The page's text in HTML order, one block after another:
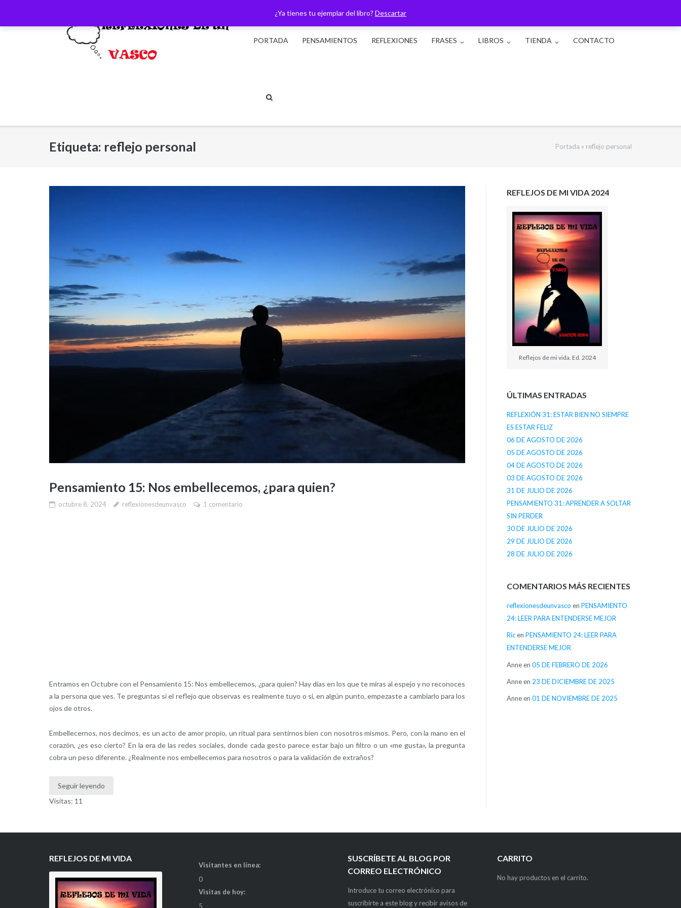
¿Ya tienes tu ejemplar del libro? Descartar
PORTADA
PENSAMIENTOS REFLEXIONES FRASES LIBROS TIENDA CONTACTO
Etiqueta: reflejo personal Portada » reflejo personal
Pensamiento 15: Nos embellecemos, ¿para quien?
octubre 8, 2024 reflexionesdeunvasco 1 comentario
Entramos en Octubre con el Pensamiento 15: Nos embellecemos, ¿para quien? Hay días en los que te miras al espejo y no reconoces
a la persona que ves. Te preguntas si el reflejo que observas es realmente tuyo o si, en algún punto, empezaste a cambiarlo para los
ojos de otros.
Embellecernos, nos decimos, es un acto de amor propio, un ritual para sentirnos bien con nosotros mismos. Pero, con la mano en el
corazón, ¿es eso cierto? En la era de las redes sociales, donde cada gesto parece estar bajo un filtro o un «me gusta», la pregunta
cobra un peso diferente. ¿Realmente nos embellecemos para nosotros o para la validación de extraños?
Seguir leyendo
Visitas: 11
REFLEJOS DE MI VIDA 2024
Reflejos de mi vida. Ed. 2024
ÚLTIMAS ENTRADAS
REFLEXIÓN 31: ESTAR BIEN NO SIEMPRE
ES ESTAR FELIZ
06 DE AGOSTO DE 2026
05 DE AGOSTO DE 2026
04 DE AGOSTO DE 2026
03 DE AGOSTO DE 2026
31 DE JULIO DE 2026
PENSAMIENTO 31: APRENDER A SOLTAR
SIN PERDER
30 DE JULIO DE 2026
29 DE JULIO DE 2026
28 DE JULIO DE 2026
COMENTARIOS MÁS RECIENTES
reflexionesdeunvasco en PENSAMIENTO
24: LEER PARA ENTENDERSE MEJOR
Ricen PENSAMIENTO 24: LEER PARA
ENTENDERSE MEJOR
Anneen 05 DE FEBRERO DE 2026
Anneen 23 DE DICIEMBRE DE 2025
Anneen 01 DE NOVIEMBRE DE 2025
REFLEJOS DE MI VIDA
Visitantes en línea:
0
Visitas de hoy:
5
SUSCRÍBETE AL BLOG POR
CORREO ELECTRÓNICO
Introduce tu correo electrónico para
suscribirte a este blog y recibir avisos de
CARRITO
No hay productos en el carrito.